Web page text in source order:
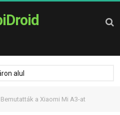
alul
Bemutatták a Xiaomi Mi A3-at